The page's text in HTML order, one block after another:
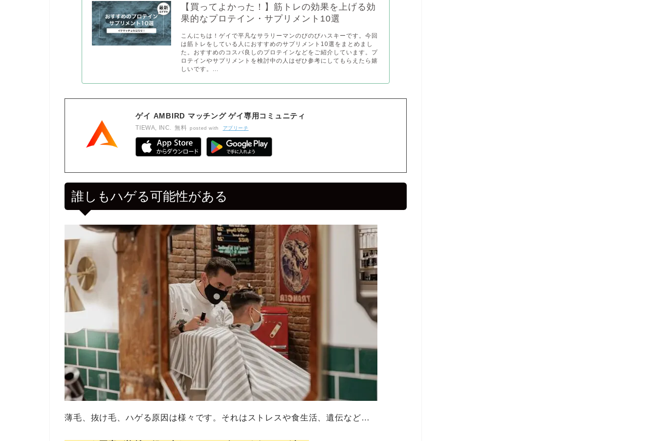
【買ってよかった！】筋トレの効果を上げる効
果的なプロテイン・サプリメント10選
こんにちは！ゲイで平凡なサラリーマンのびのびハスキーです。今回
は筋トレをしている人におすすめのサプリメント10選をまとめまし
た。おすすめのコスパ良しのプロテインなどをご紹介しています。プ
ロテインやサプリメントを検討中の人はぜひ参考にしてもらえたら嬉
しいです。...
ゲイ AMBIRD マッチング ゲイ専用コミュニティ
TIEWA, INC. 無料 posted with アプリーチ
誰しもハゲる可能性がある
薄毛、抜け毛、ハゲる原因は様々です。それはストレスや食生活、遺伝など…